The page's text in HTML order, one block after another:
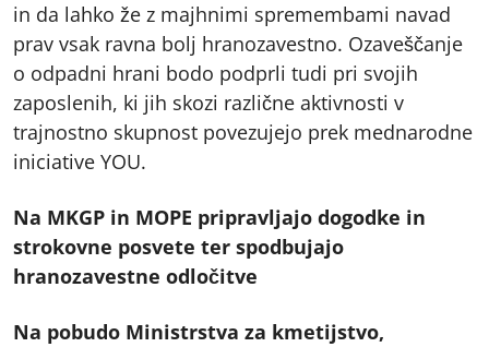
in da lahko že z majhnimi spremembami navad
prav vsak ravna bolj hranozavestno. Ozaveščanje
o odpadni hrani bodo podprli tudi pri svojih
zaposlenih, ki jih skozi različne aktivnosti v
trajnostno skupnost povezujejo prek mednarodne
iniciative YOU.
Na MKGP in MOPE pripravljajo dogodke in
strokovne posvete ter spodbujajo
hranozavestne odločitve
Na pobudo Ministrstva za kmetijstvo,